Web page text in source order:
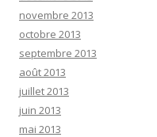
novembre 2013
octobre 2013
septembre 2013
août 2013
juillet 2013
juin 2013
mai 2013